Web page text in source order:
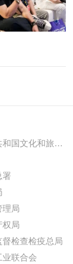
中华人民共和国文化和旅游部
署
理局
权局
督检查检疫总局
业联合会